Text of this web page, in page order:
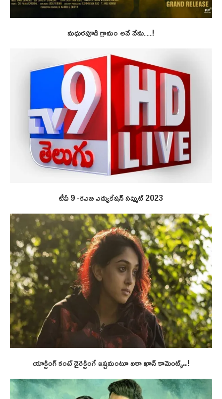
మధురపూడి గ్రామం అనే నేను…!
టీవీ 9 -కెఎబి ఎడ్యుకేషన్ సమ్మిట్ 2023
యాక్టింగ్ కంటే డైరెక్టింగే ఇష్టమంటూ ఐరా ఖాన్ కామెంట్స్..!